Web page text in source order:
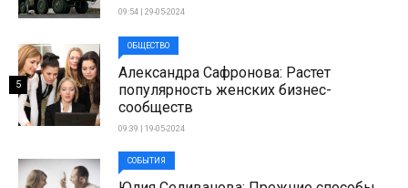
09:54 | 29-05-2024
ОБЩЕСТВО
Александра Сафронова: Растет
популярность женских бизнес-
сообществ
09:39 | 19-05-2024
5
СОБЫТИЯ